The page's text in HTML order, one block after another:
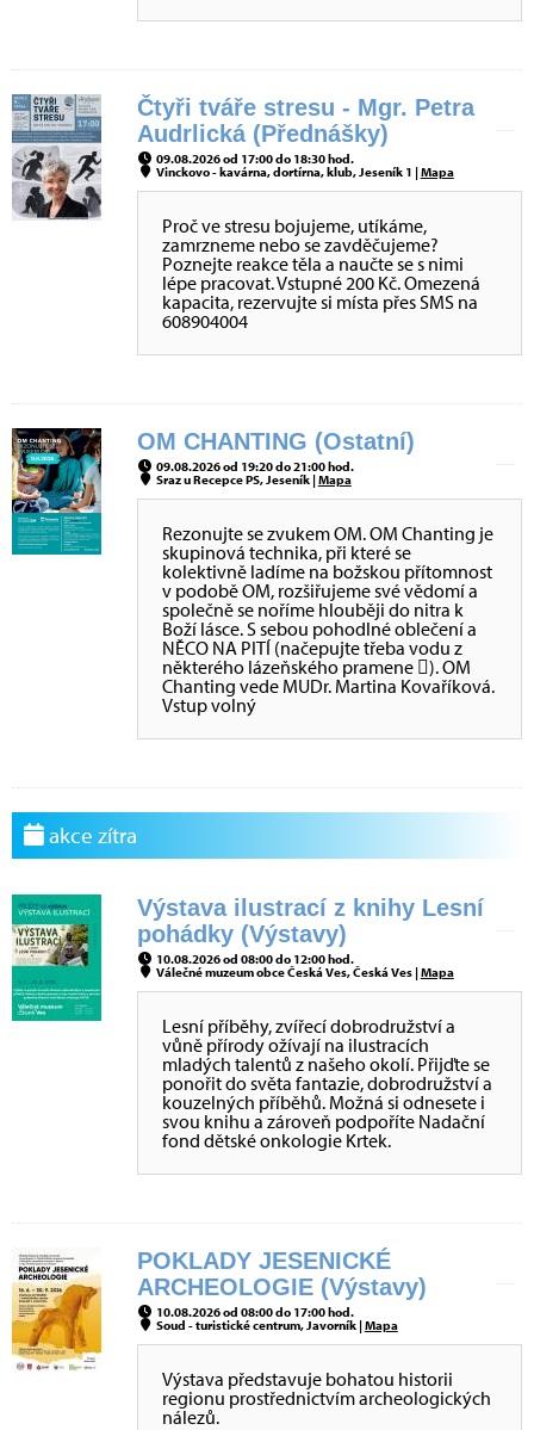
Čtyři tváře stresu - Mgr. Petra
Audrlická (Přednášky)
09.08.2026 od 17:00 do 18:30 hod.
Vinckovo - kavárna, dortírna, klub, Jeseník 1 |Mapa
Proč ve stresu bojujeme, utíkáme,
zamrzneme nebo se zavděčujeme?
Poznejte reakce těla a naučte se s nimi
lépe pracovat. Vstupné 200 Kč. Omezená
kapacita, rezervujte si místa přes SMS na
608904004
OM CHANTING (Ostatní)
09.08.2026 od 19:20 do 21:00 hod.
Sraz u Recepce PS, Jeseník |Mapa
Rezonujte se zvukem OM. OM Chanting je
skupinová technika, při které se
kolektivně ladíme na božskou přítomnost
v podobě OM, rozšiřujeme své vědomí a
společně se noříme hlouběji do nitra k
Boží lásce. S sebou pohodlné oblečení a
NĚCO NA PITÍ (načepujte třeba vodu z
některého lázeňského pramene ). OM
Chanting vede MUDr. Martina Kovaříková.
Vstup volný
akce zítra
Výstava ilustrací z knihy Lesní
pohádky (Výstavy)
10.08.2026 od 08:00 do 12:00 hod.
Válečné muzeum obce Česká Ves, Česká Ves |Mapa
Lesní příběhy, zvířecí dobrodružství a
vůně přírody ožívají na ilustracích
mladých talentů z našeho okolí. Přijďte se
ponořit do světa fantazie, dobrodružství a
kouzelných příběhů. Možná si odnesete i
svou knihu a zároveň podpoříte Nadační
fond dětské onkologie Krtek.
POKLADY JESENICKÉ
ARCHEOLOGIE (Výstavy)
10.08.2026 od 08:00 do 17:00 hod.
Soud - turistické centrum, Javorník |Mapa
Výstava představuje bohatou historii
regionu prostřednictvím archeologických
nálezů.